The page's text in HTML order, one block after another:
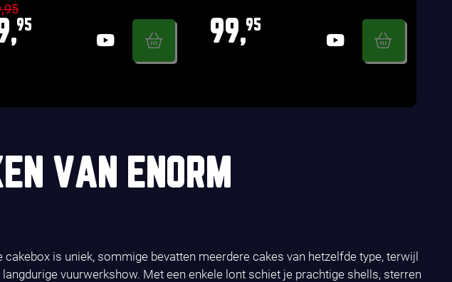
95 99,95
VAN ENORM
is uniek, sommige bevatten meerdere cakes van hetzelfde type, terwijl
vuurwerkshow. Met een enkele lont schiet je prachtige shells, sterren